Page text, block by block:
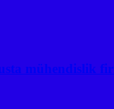
mühendislik